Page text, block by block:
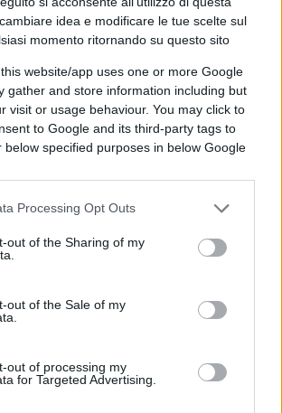
idea e modificare le tue scelte sul
momento ritornando su questo sito
website/app uses one or more Google
gather and store information including but
visit or usage behaviour. You may click to
to Google and its third-party tags to
below specified purposes in below Google
Processing Opt Outs
out of the Sharing of my
out of the Sale of my
out of processing my
for Targeted Advertising.
economie delle nazioni
Una settimana fa, Petro
ai colombiani che si avvicina
economica, incolpando le
della Colombia per il
valore del tasso di cambio del
“Escono fuori i dollari che erano
per l’esportazione di carbone
Petro. “Non tirate fuori i soldi in
Colombia ci sono più
principale esportazione della
il quale il presidente di estrema